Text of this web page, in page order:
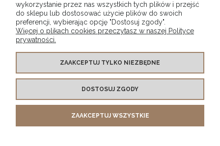
Moje konto
Bezpieczne płatności
Certyfikowany sklep
wykorzystanie przez nas wszystkich tych plików i przejść
do sklepu lub dostosować użycie plików do swoich
preferencji, wybierając opcję "Dostosuj zgody".
Więcej o plikach cookies przeczytasz w naszej Polityce
prywatności.
ZAAKCEPTUJ TYLKO NIEZBĘDNE
DOSTOSUJ ZGODY
ZAAKCEPTUJ WSZYSTKIE